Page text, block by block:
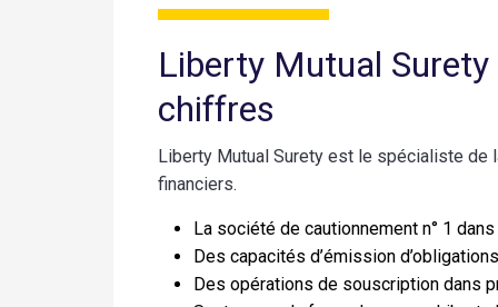
Liberty Mutual Surety
chiffres
Liberty Mutual Surety est le spécialiste de
financiers.
La société de cautionnement n° 1
Des capacités d’émission
Des opérations de souscription dans